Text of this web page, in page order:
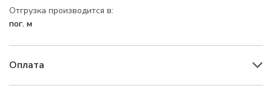
Отгрузка производится в:
пог. м
Оплата